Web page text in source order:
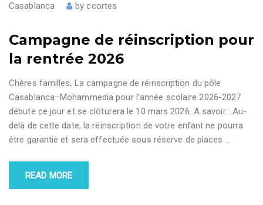
Casablanca
byccortes
Campagne de réinscription pour
la rentrée 2026
Chères familles, La campagne de réinscription du pôle
Casablanca–Mohammedia pour l’année scolaire 2026-2027
débute ce jour et se clôturera le 10 mars 2026. A savoir : Au-
delà de cette date, la réinscription de votre enfant ne pourra
être garantie et sera effectuée sous réserve de places …
READ MORE